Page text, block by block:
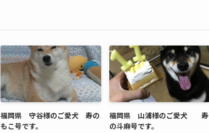
福岡県 守谷様のご愛犬 寿の
もこ号です。
福岡県 山浦様のご愛犬 寿
の斗麻号です。